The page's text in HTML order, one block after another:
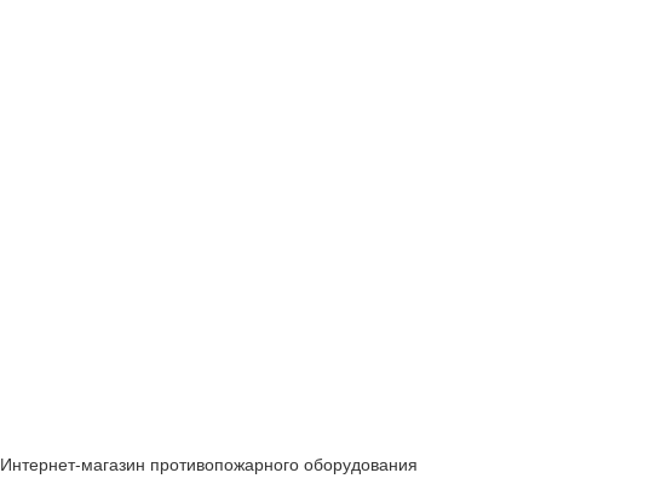
Интернет-магазин противопожарного оборудования